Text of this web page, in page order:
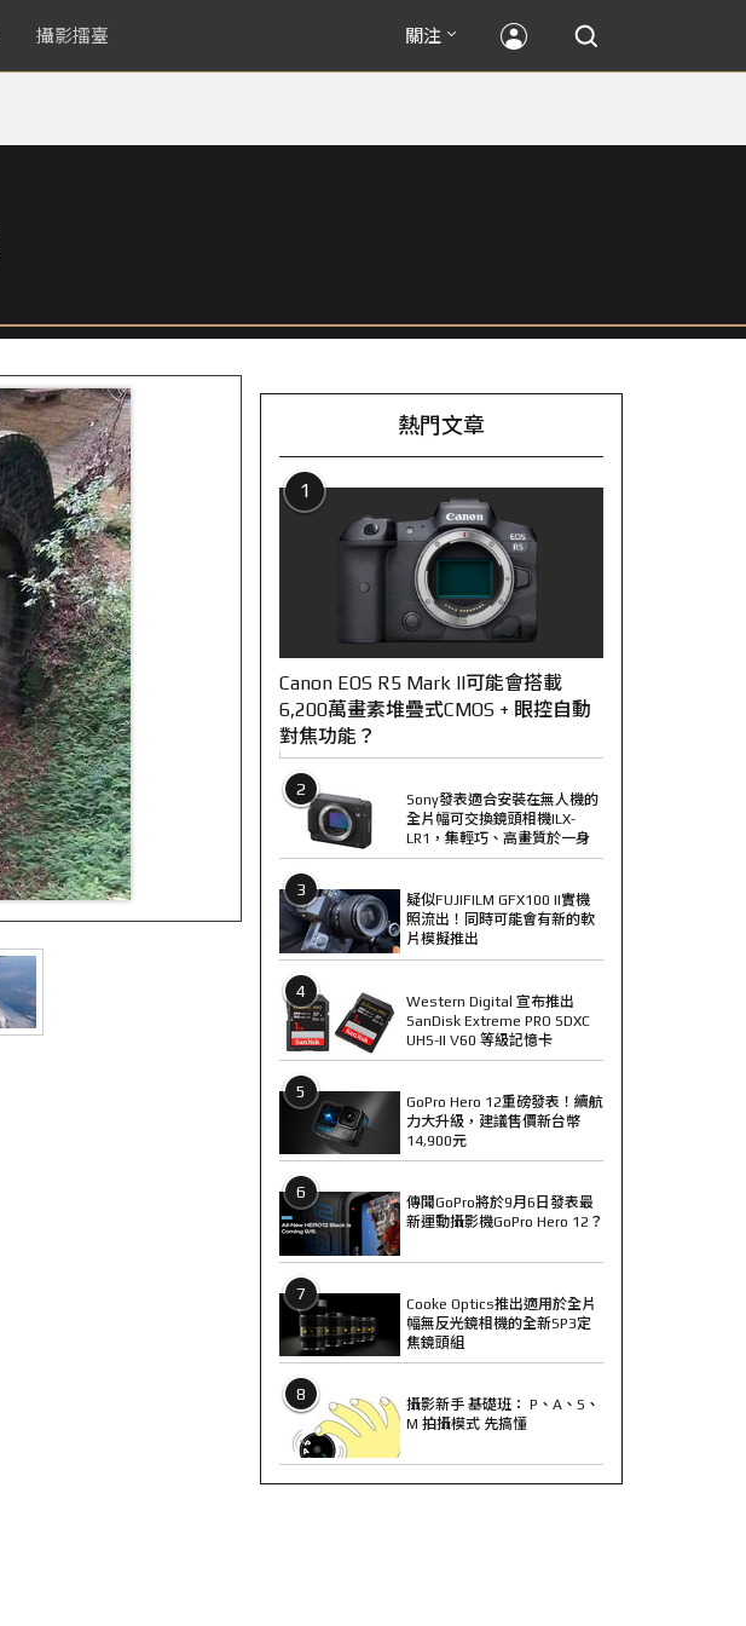
攝影擂臺 關注
熱門文章
1
Canon EOS R5 Mark II可能會搭載
6,200萬畫素堆疊式CMOS + 眼控自動
對焦功能？
2
Sony發表適合安裝在無人機的
全片幅可交換鏡頭相機ILX-
LR1，集輕巧、高畫質於一身
3
疑似FUJIFILM GFX100 II實機
照流出！同時可能會有新的軟
片模擬推出
4
Western Digital 宣布推出
SanDisk Extreme PRO SDXC
UHS-II V60 等級記憶卡
5
GoPro Hero 12重磅發表！續航
力大升級，建議售價新台幣
14,900元
6
傳聞GoPro將於9月6日發表最
新運動攝影機GoPro Hero 12？
7
Cooke Optics推出適用於全片
幅無反光鏡相機的全新SP3定
焦鏡頭組
8
攝影新手 基礎班： P、A、S、
M 拍攝模式 先搞懂